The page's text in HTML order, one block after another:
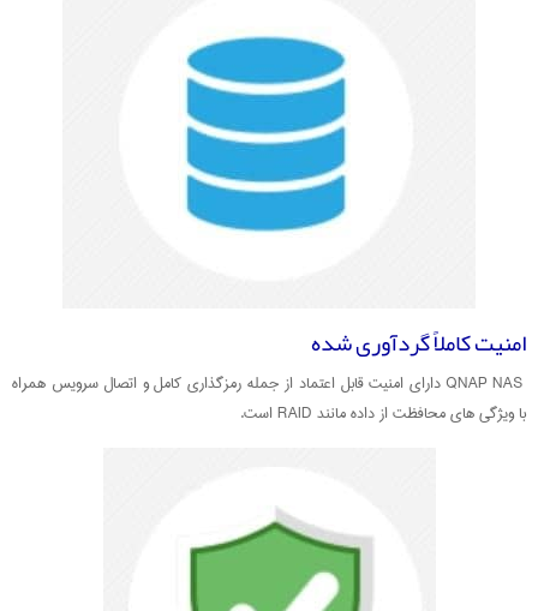
امنیت کاملاً گردآوری شده
QNAP NAS دارای امنیت قابل اعتماد از جمله رمزگذاری کامل و اتصال سرویس همراه
با ویژگی های محافظت از داده مانند RAID است.